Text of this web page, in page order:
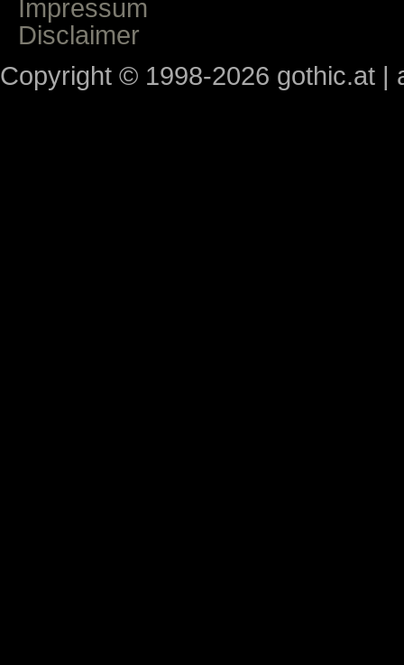
Impressum
Disclaimer
Copyright © 1998-2026 gothic.at |